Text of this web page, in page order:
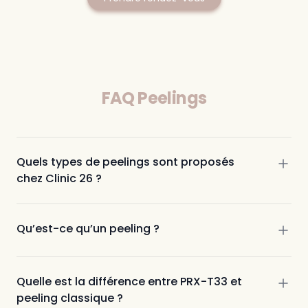
FAQ Peelings
Quels types de peelings sont proposés
chez Clinic 26 ?
Dermamelan: traitement des taches
pigmentaires
Acnelan: traitement de l’acné
Qu’est-ce qu’un peeling ?
Quelle est la différence entre PRX-T33 et
peeling classique ?